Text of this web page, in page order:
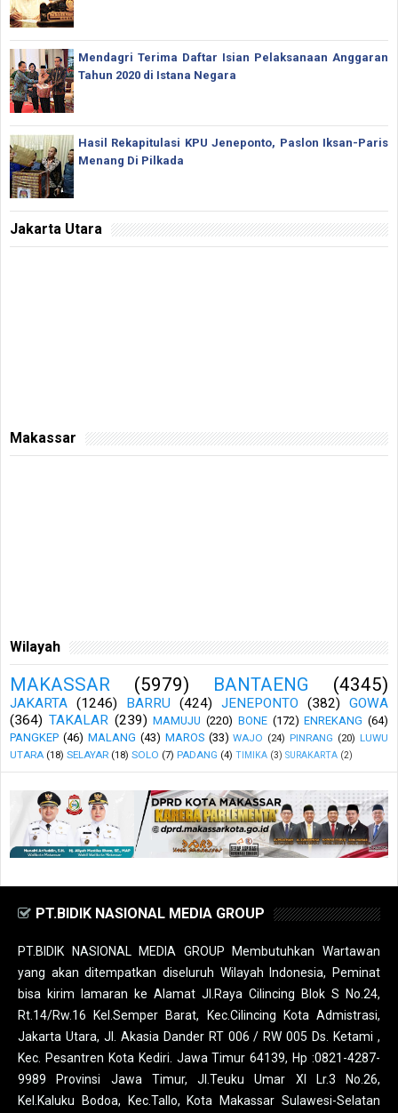
Mendagri Terima Daftar Isian Pelaksanaan Anggaran
Tahun 2020 di Istana Negara
Hasil Rekapitulasi KPU Jeneponto, Paslon Iksan-Paris
Menang Di Pilkada
Jakarta Utara
Makassar
Wilayah
MAKASSAR (5979) BANTAENG (4345)
JAKARTA (1246) BARRU (424) JENEPONTO (382)
GOWA
(364) TAKALAR (239) MAMUJU (220) BONE (172) ENREKANG (64)
PANGKEP (46) MALANG (43) MAROS (33) WAJO (24) PINRANG (20) LUWU
UTARA (18) SELAYAR (18) SOLO (7) PADANG (4) TIMIKA (3) SURAKARTA (2)
PT.BIDIK NASIONAL MEDIA GROUP
PT.BIDIK NASIONAL MEDIA GROUP Membutuhkan Wartawan
yang akan ditempatkan diseluruh Wilayah Indonesia, Peminat
bisa kirim lamaran ke Alamat Jl.Raya Cilincing Blok S No.24,
Rt.14/Rw.16 Kel.Semper Barat, Kec.Cilincing Kota Admistrasi,
Jakarta Utara, Jl. Akasia Dander RT 006 / RW 005 Ds. Ketami ,
Kec. Pesantren Kota Kediri. Jawa Timur 64139, Hp :0821-4287-
9989 Provinsi Jawa Timur, Jl.Teuku Umar XI Lr.3 No.26,
Kel.Kaluku Bodoa, Kec.Tallo, Kota Makassar Sulawesi-Selatan